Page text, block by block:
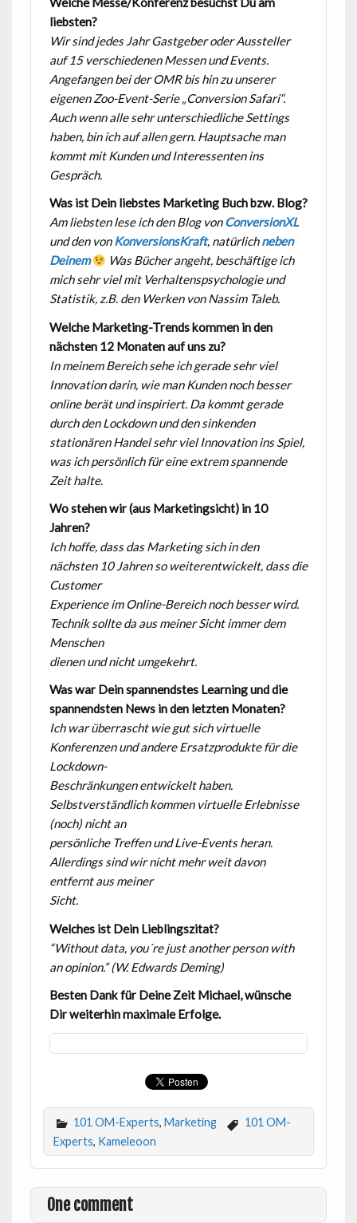
liebsten?
Wir sind jedes Jahr Gastgeber oder Aussteller
auf 15 verschiedenen Messen und Events.
Angefangen beider OMR bis hin zu unserer
eigenen Zoo-Event-Serie „Conversion Safari“.
Auch wenn alle sehrunterschiedliche Settings
haben, bin ich auf allen gern. Hauptsache man
kommt mit Kunden undInteressenten ins
Gespräch.
Was ist Dein liebstes Marketing Buch bzw. Blog?
Am liebsten lese ich den Blog vonConversionXL
und den vonKonversionsKraft, natürlichneben
Deinem
Was Bücher angeht, beschäftige ich
mich sehrviel mit Verhaltenspsychologie und
Statistik, z.B. den Werken von Nassim Taleb.
Welche Marketing-Trends kommen in den
nächsten 12 Monaten auf uns zu?
In meinem Bereich sehe ich gerade sehr viel
Innovation darin, wie man Kunden noch besser
online berätund inspiriert. Da kommt gerade
durch den Lockdown und den sinkenden
stationären Handel sehr vielInnovation ins Spiel,
was ich persönlich für eine extrem spannende
Zeit halte.
Wo stehen wir (aus Marketingsicht) in 10
Jahren?
Ich hoffe, dass das Marketing sich in den
nächsten 10 Jahren so weiterentwickelt, dass die
Customer
Experience im Online-Bereich noch besser wird.
Technik sollte da aus meiner Sicht immer dem
Menschen
dienen und nicht umgekehrt.
Was war Dein spannendstes Learning und die
spannendsten News in den letzten Monaten?
Ich war überrascht wie gut sich virtuelle
Konferenzen und andere Ersatzprodukte für die
Lockdown-
Beschränkungen entwickelt haben.
Selbstverständlich kommen virtuelle Erlebnisse
(noch) nicht an
persönliche Treffen und Live-Events heran.
Allerdings sind wir nicht mehr weit davon
entfernt aus meiner
Sicht.
Welches ist Dein Lieblingszitat?
“Without data, you´re just another person with
an opinion.” (W. Edwards Deming)
Besten Dank für Deine Zeit Michael, wünsche
Dir weiterhin maximale Erfolge.
101 OM-Experts, Marketing
101 OM-
Experts, Kameleoon
One comment